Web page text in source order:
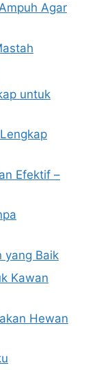
Agar
untuk
Efektif –
yang Baik
Kawan
Hewan